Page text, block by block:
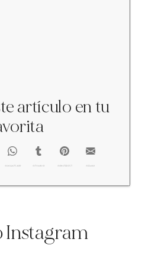
artículo en tu
@WHATSAPP @TUMBLR @PINTEREST @EMAIL
Instagram